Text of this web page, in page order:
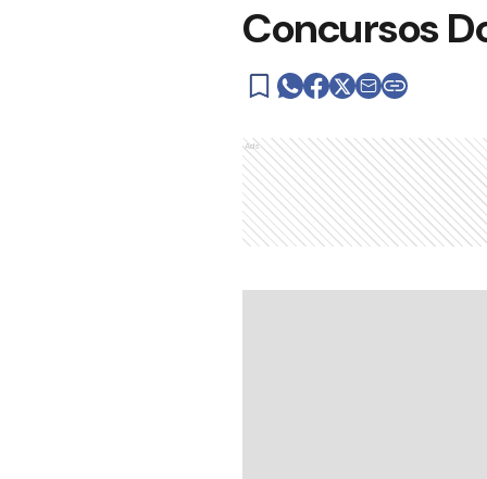
Concursos
Ads